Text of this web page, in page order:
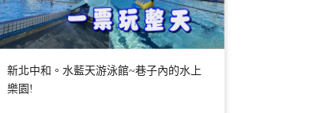
新北中和。水藍天游泳館~巷子內的水上
樂園!